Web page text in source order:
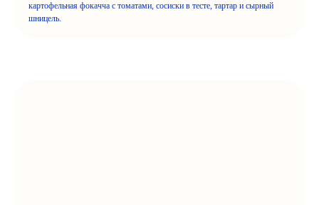
картофельная фокачча с томатами, сосиски в тесте, тартар и сырный
шницель.